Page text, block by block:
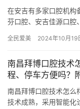
在安吉有多家口腔机构
芬口腔、安吉佳源口腔
谱的口…
全民爱美 2024年10月19
南昌拜博口腔技术
程、停车方便吗？
南昌拜博口腔技术怎么
技术成熟，采用智能化